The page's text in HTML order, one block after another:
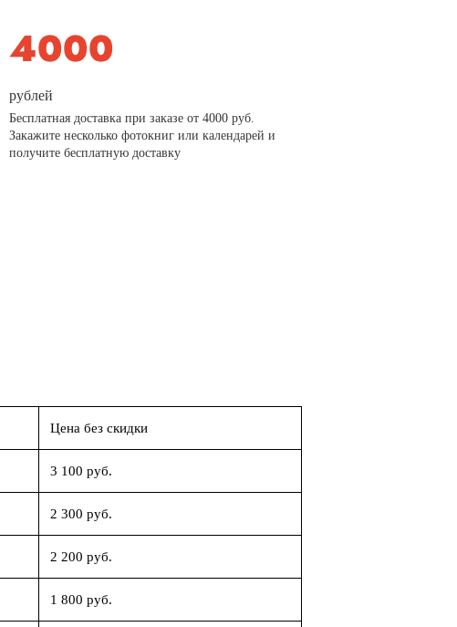
рублей
Бесплатная доставка при заказе от 4000 руб.
Закажите несколько фотокниг или календарей и
получите бесплатную доставку
Цена без скидки
3 100 руб.
2 300 руб.
2 200 руб.
1 800 руб.